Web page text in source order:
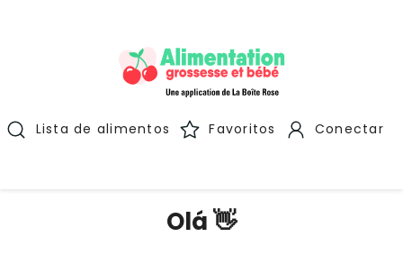
Lista de alimentos Favoritos Conectar
Olá 👋